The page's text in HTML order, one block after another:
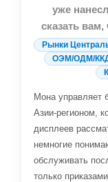
уже
сказать
Рынки
ОЭМ/ОДМ/
Мона управляет
Азии-регионом,
дисплеев
немногие
обслуживать
только